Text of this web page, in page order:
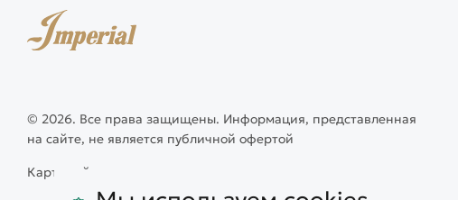
© 2026. Все права защищены. Информация, представленная
на сайте, не является публичной офертой
Карта сайта